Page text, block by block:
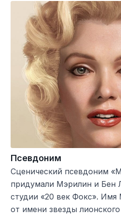
Псевдоним
Сценический псевдоним
придумали Мэрилин и Бен
студии «20 век Фокс».
от имени звезды